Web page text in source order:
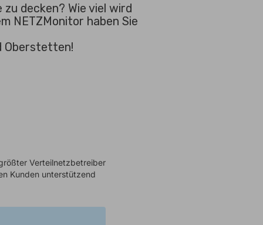
decken? Wie viel wird
NETZMonitor haben Sie
Oberstetten!